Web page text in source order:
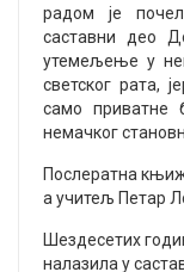
радом је
саставни део
утемељење у
светског рата,
само приватне
немачког
Послератна
а учитељ Петар
Шездесетих
налазила у